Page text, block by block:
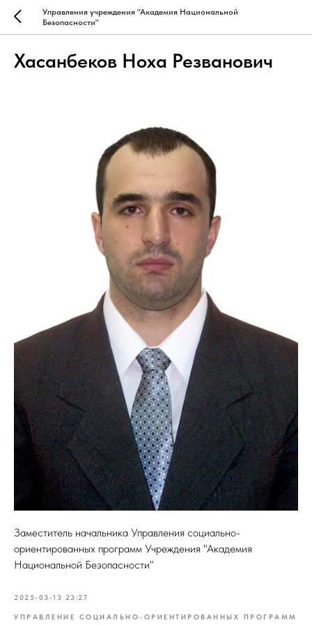
Управления учреждения "Академия Национальной
Безопасности"
Хасанбеков Ноха Резванович
Заместитель начальника Управления социально-
ориентированных программ Учреждения "Академия
Национальной Безопасности"
2025-03-13 23:27
УПРАВЛЕНИЕ СОЦИАЛЬНО-ОРИЕНТИРОВАННЫХ ПРОГРАММ